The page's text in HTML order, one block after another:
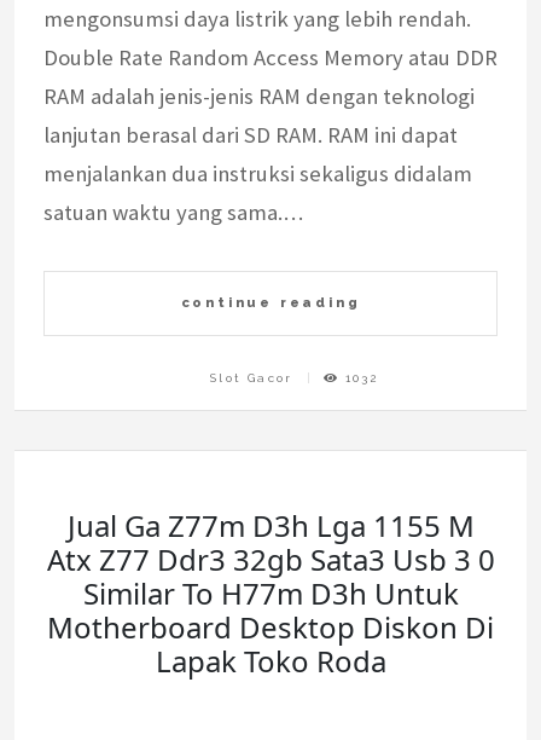
mengonsumsi daya listrik yang lebih rendah.
Double Rate Random Access Memory atau DDR
RAM adalah jenis-jenis RAM dengan teknologi
lanjutan berasal dari SD RAM. RAM ini dapat
menjalankan dua instruksi sekaligus didalam
satuan waktu yang sama.…
continue reading
Slot Gacor 1032
Jual Ga Z77m D3h Lga 1155 M
Atx Z77 Ddr3 32gb Sata3 Usb 3 0
Similar To H77m D3h Untuk
Motherboard Desktop Diskon Di
Lapak Toko Roda